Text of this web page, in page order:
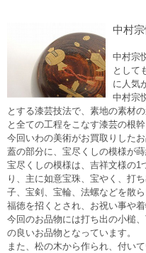
中村
中村宗
として
に人気
中村宗
とする漆芸技法で、素地の素材
と全ての工程をこなす漆芸の根
今回いわの美術がお買取りした
蓋の部分に、宝尽くしの模様が
宝尽くしの模様は、吉祥文様の1
り、主に如意宝珠、宝やく、打
子、宝剣、宝輪、法螺などを散ら
福徳を招くとされ、お祝い事や
今回のお品物には打ち出の小槌
の良いお品物となっています。
また、松の木から作られ、付い